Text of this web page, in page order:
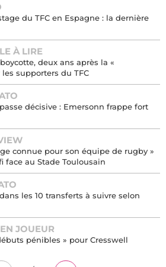
du TFC en Espagne : la dernière
À LIRE
boycotte, deux ans après la «
supporters du TFC
décisive : Emersonn frappe fort
connue pour son équipe de rugby »
face au Stade Toulousain
les 10 transferts à suivre selon
JOUEUR
pénibles » pour Cresswell